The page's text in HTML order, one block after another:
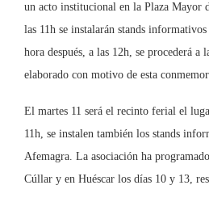
un acto institucional en la Plaza Mayor
las 11h se instalarán stands
hora después, a las 12h, se procederá a
elaborado con motivo de esta
El martes 11 será el recinto ferial el
11h, se instalen también los stands
Afemagra. La asociación ha
Cúllar y en Huéscar los días 10 y 13,